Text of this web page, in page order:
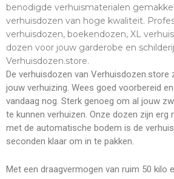
benodigde verhuismaterialen
verhuisdozen van hoge kwaliteit.
verhuisdozen, boekendozen, XL
dozen voor jouw garderobe en
Verhuisdozen.store.
De verhuisdozen van Verhuisdozen.store
jouw verhuizing. Wees goed voorbereid
vandaag nog. Sterk genoeg om al jouw
te kunnen verhuizen. Onze dozen zijn erg
met de automatische bodem is de
seconden klaar om in te pakken.
Met een draagvermogen van ruim 50 kilo